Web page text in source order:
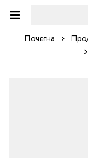
Почетна